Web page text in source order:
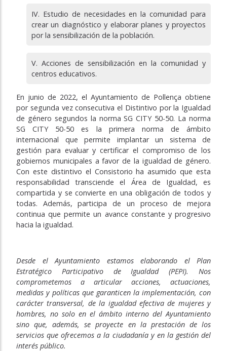
Estudio de necesidades en la comunidad para
crear un diagnóstico y elaborar planes y proyectos
por la sensibilización de la población.
Acciones de sensibilización en la comunidad y
centros educativos.
En junio de 2022, el Ayuntamiento de Pollença obtiene
por segunda vez consecutiva el Distintivo por la Igualdad
de género segundos la norma SG CITY 50-50. La norma
SG CITY 50-50 es la primera norma de ámbito
internacional que permite implantar un sistema de
gestión para evaluar y certificar el compromiso de los
gobiernos municipales a favor de la igualdad de género.
Con este distintivo el Consistorio ha asumido que esta
responsabilidad transciende el Área de Igualdad, es
compartida y se convierte en una obligación de todos y
todas. Además, participa de un proceso de mejora
continua que permite un avance constante y progresivo
hacia la igualdad.
Desde el Ayuntamiento estamos elaborando el Plan
Estratégico Participativo de Igualdad (PEPI). Nos
comprometemos a articular acciones, actuaciones,
medidas y políticas que garanticen la implementación, con
carácter transversal, de la igualdad efectiva de mujeres y
hombres, no solo en el ámbito interno del Ayuntamiento
sino que, además, se proyecte en la prestación de los
servicios que ofrecemos a la ciudadanía y en la gestión del
interés público.